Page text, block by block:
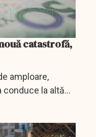
catastrofă,
amploare,
conduce la altă
nu va